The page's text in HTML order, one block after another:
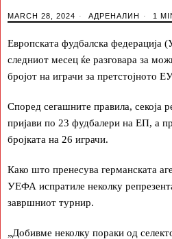
MARCH 28, 2024 АДРЕНАЛИН 1
Европската фудбалска федерација
следниот месец ќе разговара за
бројот на играчи за претстојното
Според сегашните правила, секоја
пријави по 23 фудбалери на ЕП, а
бројката на 26 играчи.
Како што пренесува германската
УЕФА испратиле неколку
завршниот турнир.
„Добивме неколку пораки од